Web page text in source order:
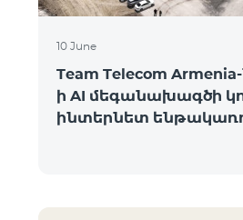
10 June
Team Telecom
ի AI մեգանախագծի
ինտերնետ